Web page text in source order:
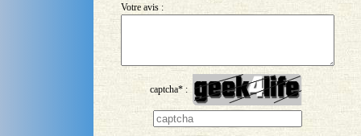
Votre avis :
captcha* :